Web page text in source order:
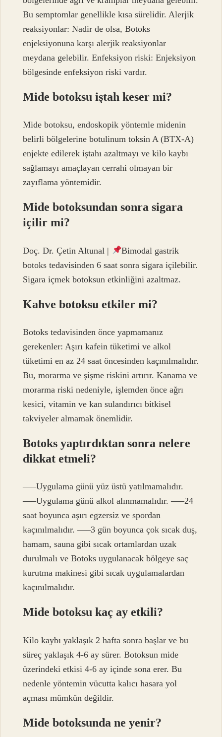
Bu semptomlar genellikle kısa sürelidir. Alerjik
reaksiyonlar: Nadir de olsa, Botoks
enjeksiyonuna karşı alerjik reaksiyonlar
meydana gelebilir. Enfeksiyon riski: Enjeksiyon
bölgesinde enfeksiyon riski vardır.
Mide botoksu iştah keser mi?
Mide botoksu, endoskopik yöntemle midenin
belirli bölgelerine botulinum toksin A (BTX-A)
enjekte edilerek iştahı azaltmayı ve kilo kaybı
sağlamayı amaçlayan cerrahi olmayan bir
zayıflama yöntemidir.
Mide botoksundan sonra sigara
içilir mi?
Doç. Dr. Çetin Altunal |
Bimodal gastrik
botoks tedavisinden 6 saat sonra sigara içilebilir.
Sigara içmek botoksun etkinliğini azaltmaz.
Kahve botoksu etkiler mi?
Botoks tedavisinden önce yapmamanız
gerekenler: Aşırı kafein tüketimi ve alkol
tüketimi en az 24 saat öncesinden kaçınılmalıdır.
Bu, morarma ve şişme riskini artırır. Kanama ve
morarma riski nedeniyle, işlemden önce ağrı
kesici, vitamin ve kan sulandırıcı bitkisel
takviyeler almamak önemlidir.
Botoks yaptırdıktan sonra nelere
dikkat etmeli?
—–Uygulama günü yüz üstü yatılmamalıdır.
—–Uygulama günü alkol alınmamalıdır. —–24
saat boyunca aşırı egzersiz ve spordan
kaçınılmalıdır. —–3 gün boyunca çok sıcak duş,
hamam, sauna gibi sıcak ortamlardan uzak
durulmalı ve Botoks uygulanacak bölgeye saç
kurutma makinesi gibi sıcak uygulamalardan
kaçınılmalıdır.
Mide botoksu kaç ay etkili?
Kilo kaybı yaklaşık 2 hafta sonra başlar ve bu
süreç yaklaşık 4-6 ay sürer. Botoksun mide
üzerindeki etkisi 4-6 ay içinde sona erer. Bu
nedenle yöntemin vücutta kalıcı hasara yol
açması mümkün değildir.
Mide botoksunda ne yenir?